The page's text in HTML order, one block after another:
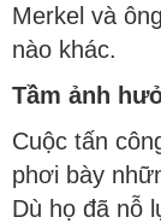
Merkel và
nào khác.
Tầm ảnh
Cuộc tấn
phơi bày
Dù họ đã nỗ